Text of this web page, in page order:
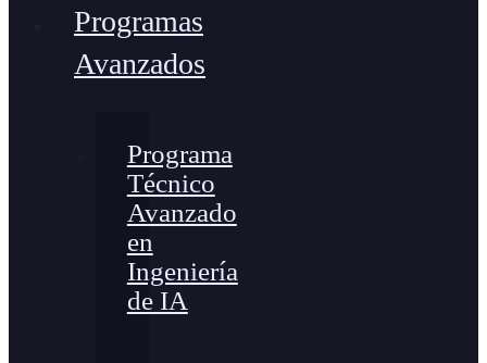
Programas
Avanzados
Programa
Técnico
Avanzado
en
Ingeniería
de IA